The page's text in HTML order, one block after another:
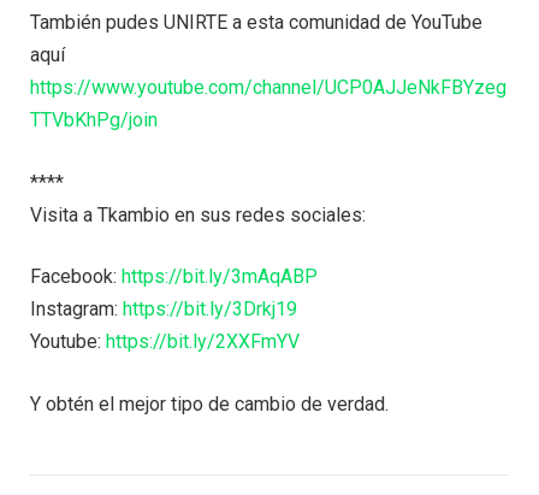
También pudes UNIRTE a esta comunidad de YouTube
aquí
https://www.youtube.com/channel/UCP0AJJeNkFBYzeg
TTVbKhPg/join
****
Visita a Tkambio en sus redes sociales:
Facebook: https://bit.ly/3mAqABP
Instagram: https://bit.ly/3Drkj19
Youtube: https://bit.ly/2XXFmYV
Y obtén el mejor tipo de cambio de verdad.